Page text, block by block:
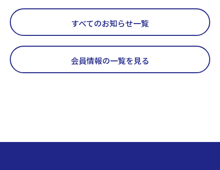
すべてのお知らせ一覧
会員情報の一覧を見る